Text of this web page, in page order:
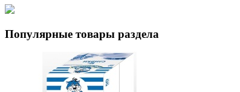
Популярные товары раздела